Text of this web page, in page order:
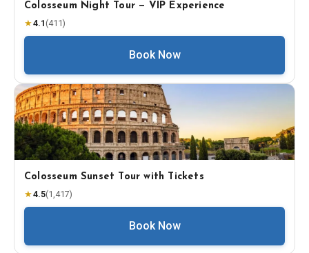
Colosseum Night Tour — VIP Experience
★4.1 (411)
Book Now
Colosseum Sunset Tour with Tickets
★4.5(1,417)
Book Now